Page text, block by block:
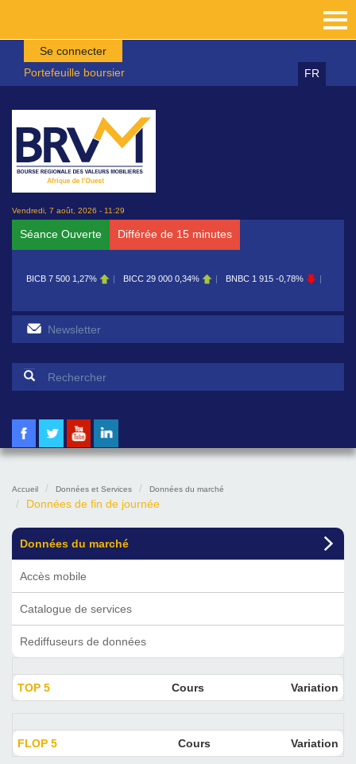
Aller au contenu principal
Se connecter
Portefeuille boursier
FR
Vendredi, 7 août, 2026 - 11:29
Séance Ouverte Différée de 15 minutes
BICB 7 500 1,27% BICC 29 000 0,34% BNBC 1 915 -0,78%
Formulaire de recherche
Accueil Données et Services Données du marché
Données de fin de journée
Données du marché
Accès mobile
Catalogue de services
Rediffuseurs de données
TOP 5 Cours Variation
FLOP 5 Cours Variation